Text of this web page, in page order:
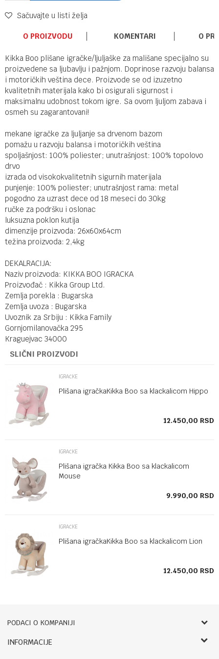
Sačuvajte u listi želja
O PROIZVODU KOMENTARI O
Kikka Boo plišane igračke/ljuljaške za mališane specijalno su
proizvedene sa ljubavlju i pažnjom. Doprinose razvoju balansa
i motoričkih veština dece. Proizvode se od izuzetno
kvalitetnih materijala kako bi osigurali sigurnost i
maksimalnu udobnost tokom igre. Sa ovom ljuljom zabava i
osmeh su zagarantovani!
mekane igračke za ljuljanje sa drvenom bazom
pomažu u razvoju balansa i motoričkih veština
spoljašnjost: 100% poliester; unutrašnjost: 100% topolovo
drvo
izrada od visokokvalitetnih sigurnih materijala
punjenje: 100% poliester; unutrašnjost rama: metal
pogodno za uzrast dece od 18 meseci do 30kg
ručke za podršku i oslonac
luksuzna poklon kutija
dimenzije proizvoda: 26x60x64cm
težina proizvoda: 2,4kg
DEKALRACIJA:
Naziv proizvoda: KIKKA BOO IGRACKA
Proizvođač : Kikka Group Ltd.
Zemlja porekla : Bugarska
Zemlja uvoza : Bugarska
Uvoznik za Srbiju : Kikka Family
Gornjomilanovačka 295
Kraguejvac 34000
SLIČNI PROIZVODI
IGRAČKE
Plišana igračkaKikka Boo sa klackalicom Hippo
12.450,00 RSD
IGRAČKE
Plišana igračka Kikka Boo sa klackalicom
Mouse
9.990,00 RSD
IGRAČKE
Plišana igračkaKikka Boo sa klackalicom Lion
12.450,00 RSD
PODACI O KOMPANIJI
Bebbco
INFORMACIJE